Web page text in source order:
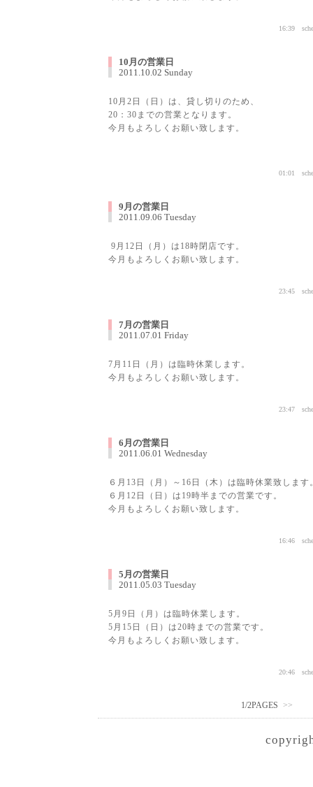
16:39
10月の営業日
2011.10.02 Sunday
10月2日（日）は、貸し切りのため、
20：30までの営業となります。
今月もよろしくお願い致します。
01:01
9月の営業日
2011.09.06 Tuesday
9月12日（月）は18時閉店です。
今月もよろしくお願い致します。
23:45
7月の営業日
2011.07.01 Friday
7月11日（月）は臨時休業します。
今月もよろしくお願い致します。
23:47
6月の営業日
2011.06.01 Wednesday
６月13日（月）～16日（木）は臨時休業致します
６月12日（日）は19時半までの営業です。
今月もよろしくお願い致します。
16:46
5月の営業日
2011.05.03 Tuesday
5月9日（月）は臨時休業します。
5月15日（日）は20時までの営業です。
今月もよろしくお願い致します。
20:46
1/2PAGES >>